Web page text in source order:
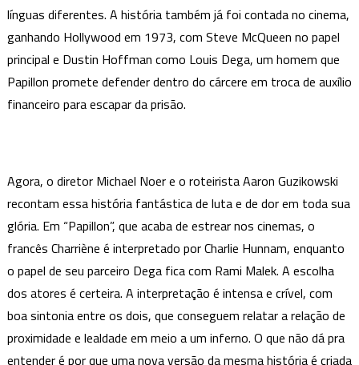
línguas diferentes. A história também já foi contada no cinema,
ganhando Hollywood em 1973, com Steve McQueen no papel
principal e Dustin Hoffman como Louis Dega, um homem que
Papillon promete defender dentro do cárcere em troca de auxílio
financeiro para escapar da prisão.
Agora, o diretor Michael Noer e o roteirista Aaron Guzikowski
recontam essa história fantástica de luta e de dor em toda sua
glória. Em “Papillon”, que acaba de estrear nos cinemas, o
francês Charriène é interpretado por Charlie Hunnam, enquanto
o papel de seu parceiro Dega fica com Rami Malek. A escolha
dos atores é certeira. A interpretação é intensa e crível, com
boa sintonia entre os dois, que conseguem relatar a relação de
proximidade e lealdade em meio a um inferno. O que não dá pra
entender é por que uma nova versão da mesma história é criada